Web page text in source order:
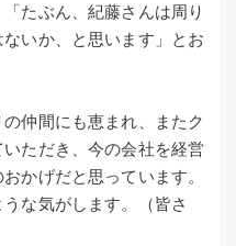
たぶん、紀藤さんは周り
いか、と思います」とお
仲間にも恵まれ、またク
ただき、今の会社を経営
かげだと思っています。
な気がします。（皆さ